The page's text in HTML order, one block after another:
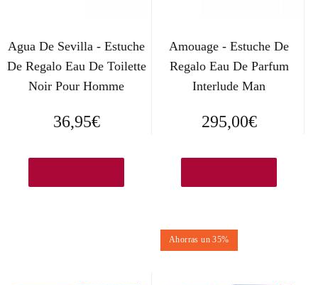
Agua De Sevilla - Estuche
De Regalo Eau De Toilette
Noir Pour Homme
36,95€
Amouage - Estuche De
Regalo Eau De Parfum
Interlude Man
295,00€
Ahorras un 35%